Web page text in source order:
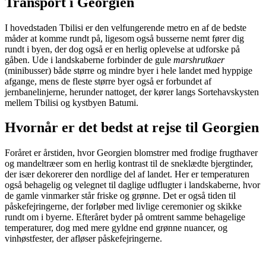
I hovedstaden Tbilisi er den velfungerende metro en af de bedste
måder at komme rundt på, ligesom også busserne nemt fører dig
rundt i byen, der dog også er en herlig oplevelse at udforske på
gåben. Ude i landskaberne forbinder de gule marshrutkaer
(minibusser) både større og mindre byer i hele landet med hyppige
afgange, mens de fleste større byer også er forbundet af
jernbanelinjerne, herunder nattoget, der kører langs Sortehavskysten
mellem Tbilisi og kystbyen Batumi.
Hvornår er det bedst at rejse til Georgien
Foråret er årstiden, hvor Georgien blomstrer med frodige frugthaver
og mandeltræer som en herlig kontrast til de sneklædte bjergtinder,
der især dekorerer den nordlige del af landet. Her er temperaturen
også behagelig og velegnet til daglige udflugter i landskaberne, hvor
de gamle vinmarker står friske og grønne. Det er også tiden til
påskefejringerne, der forløber med livlige ceremonier og skikke
rundt om i byerne. Efteråret byder på omtrent samme behagelige
temperaturer, dog med mere gyldne end grønne nuancer, og
vinhøstfester, der afløser påskefejringerne.